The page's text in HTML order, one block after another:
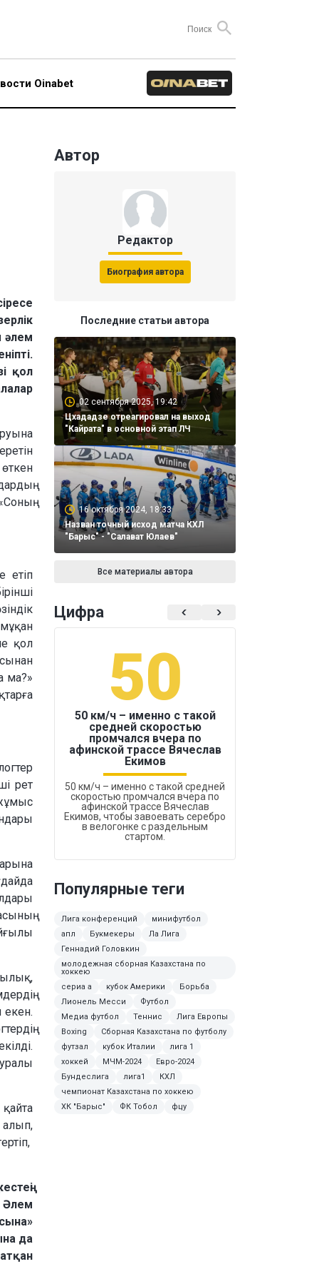
Oinabet
әлем
қол
етіп
қол
ма?»
рет
екен.
алып,
Әлем
да
Автор
Редактор
Биография автора
Последние статьи автора
02 сентября 2025, 19:42
Цхададзе отреагировал на выход
"Кайрата" в основной этап ЛЧ
16 октября 2024, 18:33
Назван точный исход матча КХЛ
"Барыс" - "Салават Юлаев"
Все материалы автора
Цифра
50
50 км/ч – именно с такой
средней скоростью
промчался вчера по
афинской трассе Вячеслав
Екимов
50 км/ч – именно с такой средней
скоростью промчался вчера по
афинской трассе Вячеслав
Екимов, чтобы завоевать серебро
в велогонке с раздельным
стартом.
Популярные теги
Лига конференций
минифутбол
апл
Букмекеры
Ла Лига
Геннадий Головкин
молодежная сборная Казахстана по
хоккею
сериа а
кубок Америки
Борьба
Лионель Месси
Футбол
Медиа футбол
Теннис
Лига Европы
Boxing
Сборная Казахстана по футболу
футзал
кубок Италии
лига 1
хоккей
МЧМ-2024
Евро-2024
Бундеслига
лига1
КХЛ
чемпионат Казахстана по хоккею
ХК "Барыс"
ФК Тобол фцу